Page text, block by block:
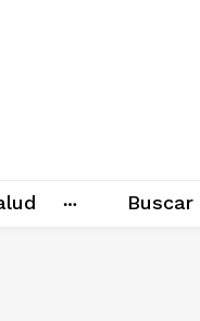
Buscar